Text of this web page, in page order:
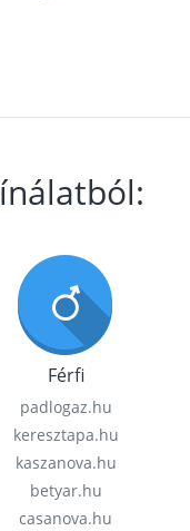
Férfi
padlogaz.hu
keresztapa.hu
kaszanova.hu
betyar.hu
casanova.hu